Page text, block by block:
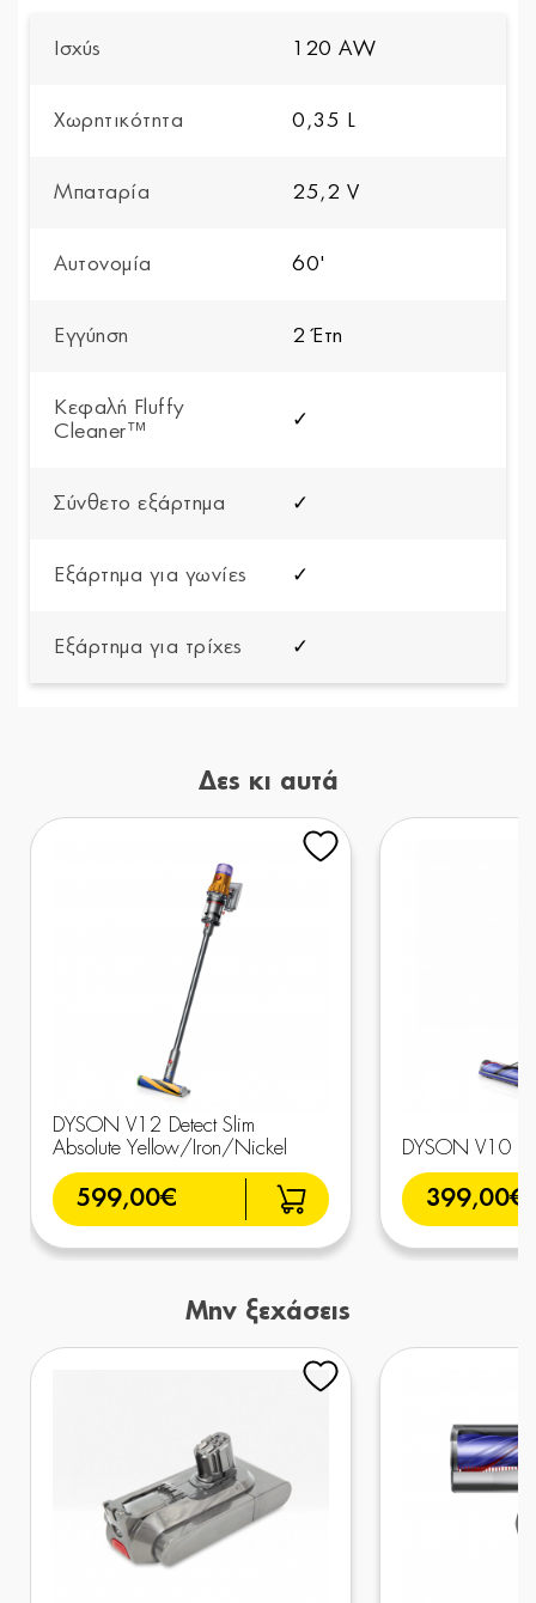
Ισχύς 120 AW
Χωρητικότητα 0,35 L
Μπαταρία 25,2 V
Αυτονομία 60'
Εγγύηση 2 Έτη
Κεφαλή Fluffy
Cleaner™
✓
Σύνθετο εξάρτημα ✓
Εξάρτημα για γωνίες ✓
Εξάρτημα για τρίχες ✓
Δες κι αυτά
DYSON V12 Detect Slim
Absolute Yellow/Iron/Nickel
599,00€
DYSON V10
399,00€
Μην ξεχάσεις